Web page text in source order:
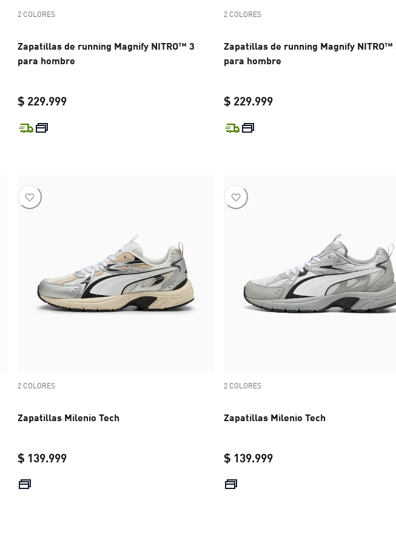
2 COLORES
Zapatillas de running Magnify NITRO™ 3
para hombre
$ 229.999
2 COLORES
Zapatillas de running Magnify NITRO™
para hombre
$ 229.999
2 COLORES
Zapatillas Milenio Tech
$ 139.999
2 COLORES
Zapatillas Milenio Tech
$ 139.999